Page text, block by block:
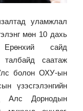
уламжлал
мөн 10 дахь
сайд
талбайд саатаж
болон ОХУ-ын
үзэсгэлэнгийн
Алс Дорнодын